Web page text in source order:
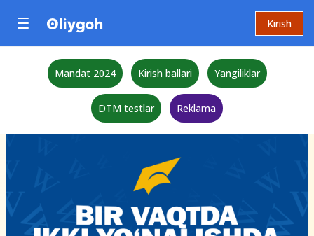
Kirish
Mandat 2024 Kirish ballari Yangiliklar
DTM testlar Reklama